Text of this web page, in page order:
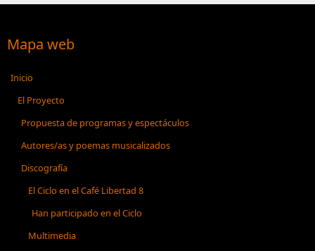
Mapa web
Inicio
El Proyecto
Propuesta de programas y espectáculos
Autores/as y poemas musicalizados
Discografía
El Ciclo en el Café Libertad 8
Han participado en el Ciclo
Multimedia